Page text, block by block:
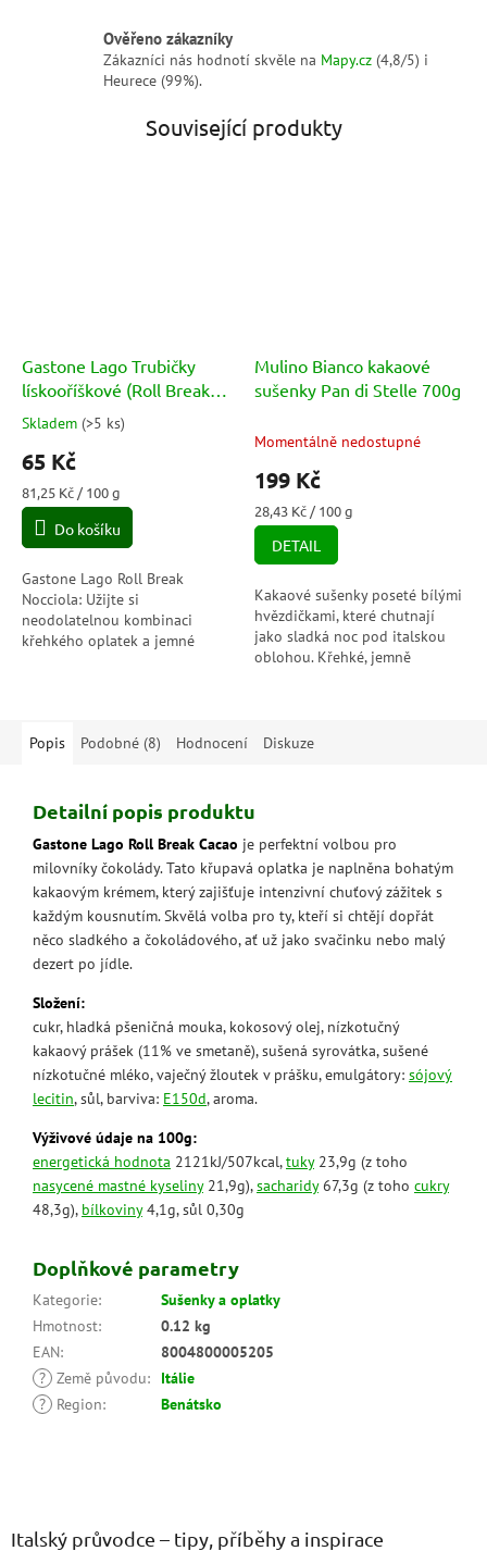
Ověřeno zákazníky
Zákazníci nás hodnotí skvěle na Mapy.cz (4,8/5) i
Heurece (99%).
Související produkty
Gastone Lago Trubičky
lískooříškové (Roll Break
Nocciola) 80g
Průměrné
hodnocení
produktu
je
5,0
5
hvězdiček.
Skladem (>5 ks)
65 Kč
Měrná
cena:
81,25 Kč / 100 g
Do košíku
Gastone Lago Roll Break
Nocciola: Užijte si
neodolatelnou kombinaci
křehkého oplatek a jemné
Mulino Bianco kakaové
sušenky Pan di Stelle 700g
Momentálně nedostupné
199 Kč
Měrná
cena:
28,43 Kč / 100 g
DETAIL
Kakaové sušenky poseté bílými
hvězdičkami, které chutnají
jako sladká noc pod italskou
oblohou. Křehké, jemně
Popis
Podobné (8) Hodnocení Diskuze
Detailní popis produktu
Gastone Lago Roll Break Cacao je perfektní volbou pro
milovníky čokolády. Tato křupavá oplatka je naplněna bohatým
kakaovým krémem, který zajišťuje intenzivní chuťový zážitek s
každým kousnutím. Skvělá volba pro ty, kteří si chtějí dopřát
něco sladkého a čokoládového, ať už jako svačinku nebo malý
dezert po jídle.
Složení:
cukr, hladká pšeničná mouka, kokosový olej, nízkotučný
kakaový prášek (11% ve smetaně), sušená syrovátka, sušené
nízkotučné mléko, vaječný žloutek v prášku, emulgátory: sójový
lecitin, sůl, barviva: E150d, aroma.
Výživové údaje na 100g:
energetická hodnota 2121kJ/507kcal,tuky23,9g (z toho
nasycené mastné kyseliny21,9g),sacharidy67,3g (z toho cukry
48,3g), bílkoviny4,1g, sůl 0,30g
Doplňkové parametry
Kategorie:
Sušenky a oplatky
Hmotnost:
0.12 kg
EAN:
8004800005205
? Země původu:
Itálie
?
Region: Benátsko
Italský průvodce – tipy, příběhy a inspirace